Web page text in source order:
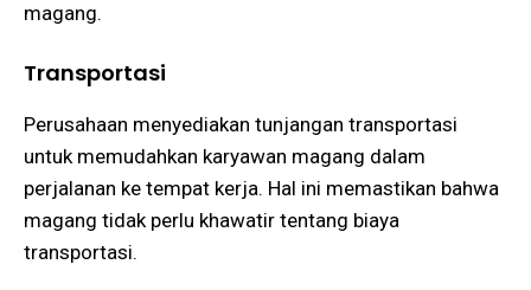
magang​​.
Transportasi
Perusahaan menyediakan tunjangan transportasi
untuk memudahkan karyawan magang dalam
perjalanan ke tempat kerja. Hal ini memastikan bahwa
magang tidak perlu khawatir tentang biaya
transportasi​​.